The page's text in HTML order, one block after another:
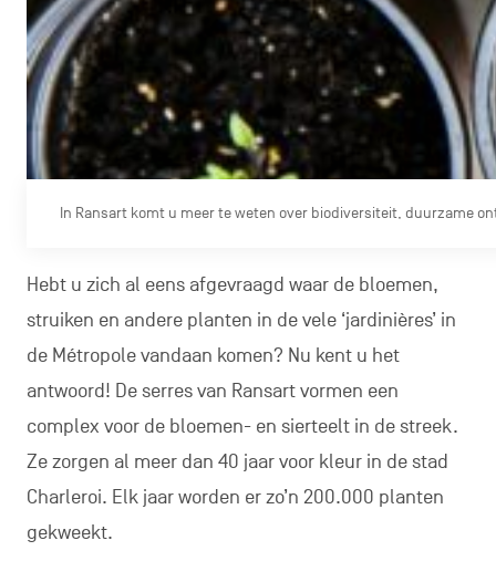
In Ransart komt u meer te weten over biodiversiteit, duurzame
Hebt u zich al eens afgevraagd waar de bloemen,
struiken en andere planten in de vele ‘jardinières’ in
de Métropole vandaan komen? Nu kent u het
antwoord! De serres van Ransart vormen een
complex voor de bloemen- en sierteelt in de streek.
Ze zorgen al meer dan 40 jaar voor kleur in de stad
Charleroi. Elk jaar worden er zo’n 200.000 planten
gekweekt.